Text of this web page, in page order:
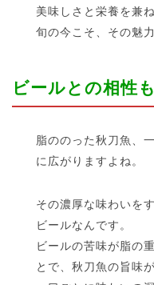
美味しさと栄養を兼
旬の今こそ、その魅
ビールとの相性
脂ののった秋刀魚、
に広がりますよね。
その濃厚な味わいを
ビールなんです。
ビールの苦味が脂の
とで、秋刀魚の旨味